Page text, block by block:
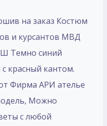
на заказ Костюм
и курсантов МВД
Темно синий
красный кантом.
Фирма АРИ ателье
Mожно
с любой